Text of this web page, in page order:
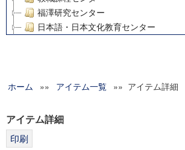
福澤研究センター
日本語・日本文化教育センター
グローバルリサーチインスティテュート
科学研究費補助金研究成果報告書
ホーム »» アイテム一覧 »» アイテム詳細
アイテム詳細